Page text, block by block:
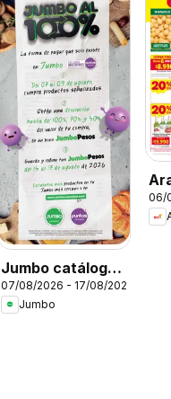
Jumbo catálogo
al 100
07/08/2026 - 17/08/2026
Jumbo
06/